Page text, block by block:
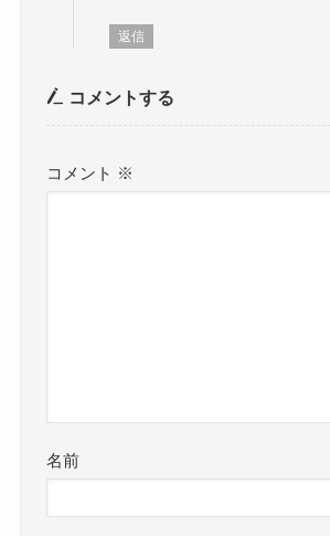
返信
コメントする
コメント ※
名前